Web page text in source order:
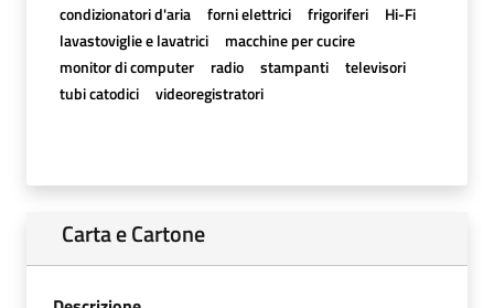
condizionatori d'aria
forni elettrici frigoriferi
Hi-Fi
lavastoviglie e lavatrici
macchine per cucire
monitor di computer
radio stampanti
televisori
tubi catodici
videoregistratori
Carta e Cartone